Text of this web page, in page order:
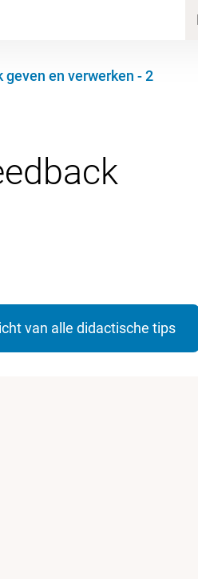
en verwerken - 2
van alle didactische tips